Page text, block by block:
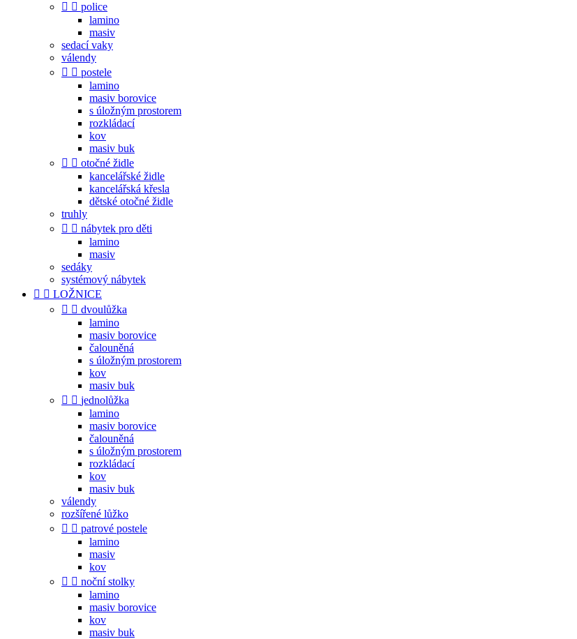
  police
lamino
masiv
sedací vaky
válendy
  postele
lamino
masiv borovice
s úložným prostorem
rozkládací
kov
masiv buk
  otočné židle
kancelářské židle
kancelářská křesla
dětské otočné židle
truhly
  nábytek pro děti
lamino
masiv
sedáky
systémový nábytek
  LOŽNICE
  dvoulůžka
lamino
masiv borovice
čalouněná
s úložným prostorem
kov
masiv buk
  jednolůžka
lamino
masiv borovice
čalouněná
s úložným prostorem
rozkládací
kov
masiv buk
válendy
rozšířené lůžko
  patrové postele
lamino
masiv
kov
  noční stolky
lamino
masiv borovice
kov
masiv buk